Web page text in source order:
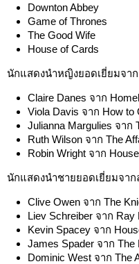
Downton Abbey
Game of Thrones
The Good Wife
House of Cards
นักแสดงนำหญิงยอดเยี่ยมจา
Claire Danes จาก
Viola Davis จาก How to
Julianna Margulies จาก
Ruth Wilson จาก The
Robin Wright จาก
นักแสดงนำชายยอดเยี่ยมจา
Clive Owen จาก The
Liev Schreiber จาก Ray
Kevin Spacey จาก
James Spader จาก The
Dominic West จาก The